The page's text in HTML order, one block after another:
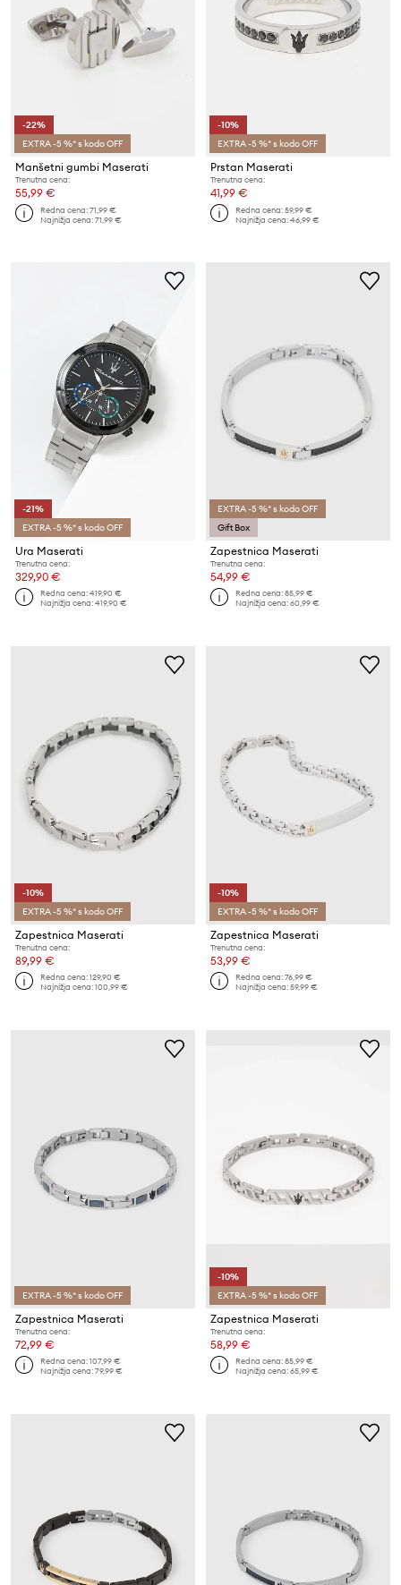
-22%
EXTRA -5 %* s kodo OFF
Manšetni gumbi Maserati
Trenutna cena:
55,99 €
Redna cena:71,99 €
Najnižja cena:71,99 €
-10%
EXTRA -5 %* s kodo OFF
Prstan Maserati
Trenutna cena:
41,99 €
Redna cena:59,99 €
Najnižja cena:46,99 €
-21%
EXTRA -5 %* s kodo OFF
Ura Maserati
Trenutna cena:
329,90 €
Redna cena:419,90 €
Najnižja cena:419,90 €
EXTRA -5 %* s kodo OFF
Gift Box
Zapestnica Maserati
Trenutna cena:
54,99 €
Redna cena:85,99 €
Najnižja cena:60,99 €
-10%
EXTRA -5 %* s kodo OFF
Zapestnica Maserati
Trenutna cena:
89,99 €
Redna cena:129,90 €
Najnižja cena:100,99 €
-10%
EXTRA -5 %* s kodo OFF
Zapestnica Maserati
Trenutna cena:
53,99 €
Redna cena:76,99 €
Najnižja cena:59,99 €
EXTRA -5 %* s kodo OFF
Zapestnica Maserati
Trenutna cena:
72,99 €
Redna cena:107,99 €
Najnižja cena:79,99 €
-10%
EXTRA -5 %* s kodo OFF
Zapestnica Maserati
Trenutna cena:
58,99 €
Redna cena:85,99 €
Najnižja cena:65,99 €